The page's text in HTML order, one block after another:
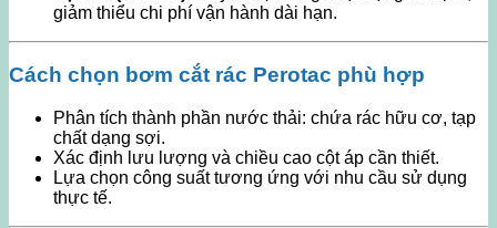
giảm thiểu chi phí vận hành dài hạn.
Cách chọn bơm cắt rác Perotac phù hợp
Phân tích thành phần nước thải: chứa rác hữu cơ, tạp
chất dạng sợi.
Xác định lưu lượng và chiều cao cột áp cần thiết.
Lựa chọn công suất tương ứng với nhu cầu sử dụng
thực tế.